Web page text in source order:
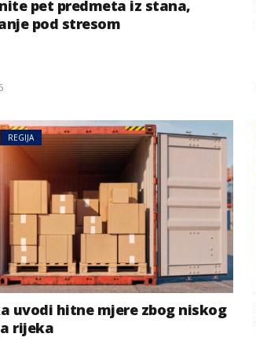
pet predmeta iz stana,
pod stresom
REGIJA
uvodi hitne mjere zbog niskog
rijeka